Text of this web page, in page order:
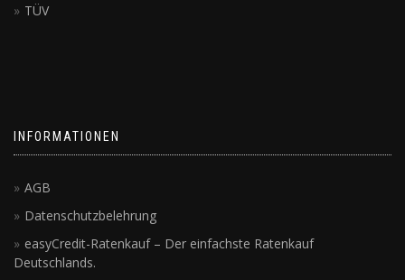
TÜV
INFORMATIONEN
AGB
Datenschutzbelehrung
easyCredit-Ratenkauf – Der einfachste Ratenkauf
Deutschlands.